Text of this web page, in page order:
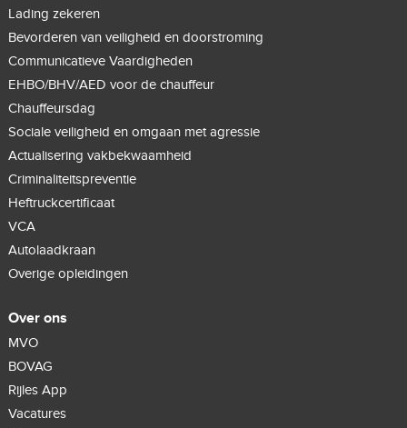
Lading zekeren
Bevorderen van veiligheid en doorstroming
Communicatieve Vaardigheden
EHBO/BHV/AED voor de chauffeur
Chauffeursdag
Sociale veiligheid en omgaan met agressie
Actualisering vakbekwaamheid
Criminaliteitspreventie
Heftruckcertificaat
VCA
Autolaadkraan
Overige opleidingen
Over ons
MVO
BOVAG
Rijles App
Vacatures